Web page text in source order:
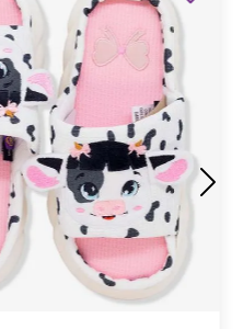
P
ADICIONAR AO